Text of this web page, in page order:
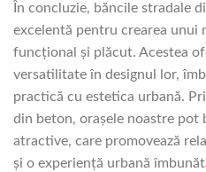
În concluzie, băncile stradale
excelentă pentru crearea unui
funcțional și plăcut. Acestea
versatilitate în designul lor,
practică cu estetica urbană.
din beton, orașele noastre pot
atractive, care promovează
și o experiență urbană